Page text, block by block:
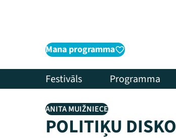
Mana programma
Festivāls Programma
ANITA MUIŽNIECE
POLITIĶU DISKO